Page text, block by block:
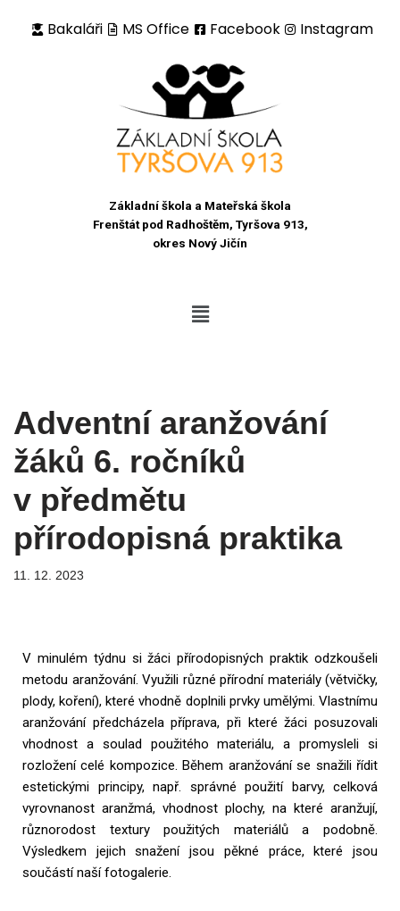
Bakaláři MS Office Facebook Instagram
Základní škola a Mateřská škola
Frenštát pod Radhoštěm, Tyršova 913,
okres Nový Jičín
Adventní aranžování
žáků 6. ročníků
v předmětu
přírodopisná praktika
11. 12. 2023
V minulém týdnu si žáci přírodopisných praktik odzkoušeli
metodu aranžování. Využili různé přírodní materiály (větvičky,
plody, koření), které vhodně doplnili prvky umělými. Vlastnímu
aranžování předcházela příprava, při které žáci posuzovali
vhodnost a soulad použitého materiálu, a promysleli si
rozložení celé kompozice. Během aranžování se snažili řídit
estetickými principy, např. správné použití barvy, celková
vyrovnanost aranžmá, vhodnost plochy, na které aranžují,
různorodost textury použitých materiálů a podobně.
Výsledkem jejich snažení jsou pěkné práce, které jsou
součástí naší fotogalerie.